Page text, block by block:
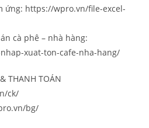
ứng: https://wpro.vn/file-excel-
cà phê – nhà hàng:
xuat-ton-cafe-nha-hang/
THANH TOÁN
ck/
bg/